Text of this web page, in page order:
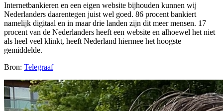
Internetbankieren en een eigen website bijhouden kunnen wij
Nederlanders daarentegen juist wel goed. 86 procent bankiert
namelijk digitaal en in maar drie landen zijn dit meer mensen. 17
procent van de Nederlanders heeft een website en alhoewel het niet
als heel veel klinkt, heeft Nederland hiermee het hoogste
gemiddelde.
Bron: Telegraaf